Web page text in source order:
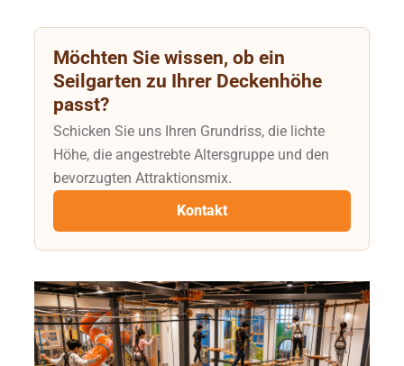
Möchten Sie wissen, ob ein
Seilgarten zu Ihrer Deckenhöhe
passt?
Schicken Sie uns Ihren Grundriss, die lichte
Höhe, die angestrebte Altersgruppe und den
bevorzugten Attraktionsmix.
Kontakt